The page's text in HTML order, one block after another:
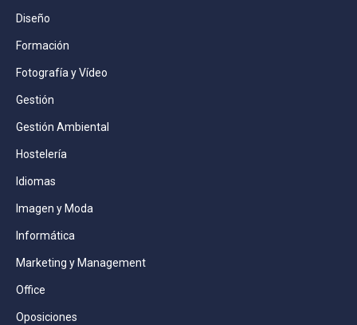
Diseño
Formación
Fotografía y Vídeo
Gestión
Gestión Ambiental
Hostelería
Idiomas
Imagen y Moda
Informática
Marketing y Management
Office
Oposiciones